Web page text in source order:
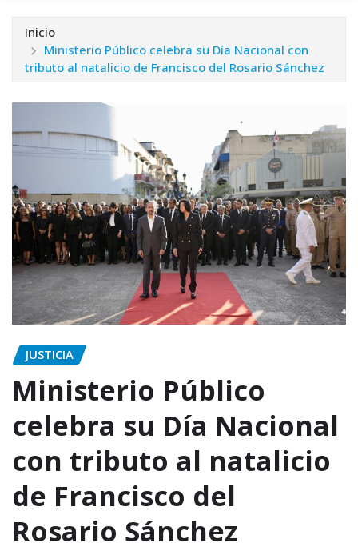
Inicio
Ministerio Público celebra su Día Nacional con
tributo al natalicio de Francisco del Rosario Sánchez
JUSTICIA
Ministerio Público
celebra su Día Nacional
con tributo al natalicio
de Francisco del
Rosario Sánchez